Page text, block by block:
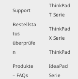
Support
Bestellsta
tus
überprüfe
n
Produkte
– FAQs
ThinkPad
T Serie
ThinkPad
X Serie
ThinkPad
IdeaPad
Serie